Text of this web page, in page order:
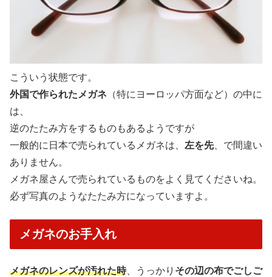
こういう状態です。
外国で作られたメガネ （特にヨーロッパ方面など）の中に
は、
逆のたたみ方をするものもあるようですが
一般的に日本で売られているメガネは、 左を先、で間違い
ありません。
メガネ屋さんで売られているものをよく見てくださいね。
必ず写真のようなたたみ方になっていますよ。
メガネのお手入れ
メガネのレンズが汚れた時、うっかり その辺の布でごしご